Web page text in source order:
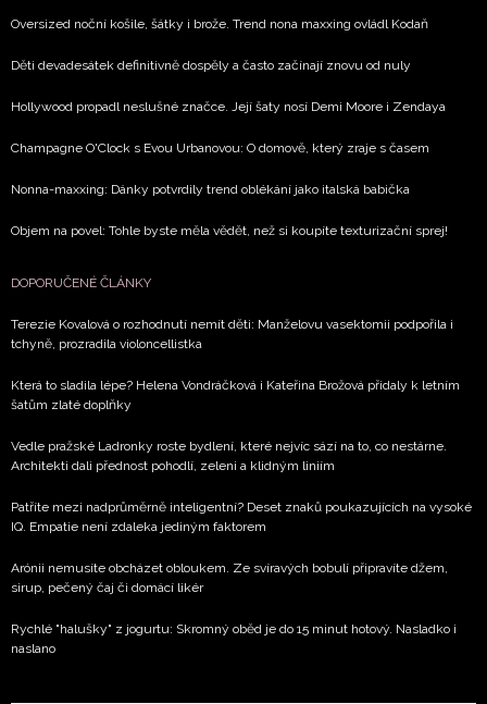
vyhodnocení akce a zasílání novinek.
Chcete navíc dostávat i další zajímavé a exkluzivní
zpracováním údajů k tomuto účelu podleZásad ochrany
Oversized noční košile, šátky i brože. Trend nona maxxing ovládl Kodaň
Děti devadesátek definitivně dospěly a často začínají znovu od nuly
Hollywood propadl neslušné značce. Její šaty nosí Demi Moore i Zendaya
Champagne O'Clock s Evou Urbanovou: O domově, který zraje s časem
Nonna-maxxing: Dánky potvrdily trend oblékání jako italská babička
Objem na povel: Tohle byste měla vědět, než si koupíte texturizační sprej!
DOPORUČENÉ ČLÁNKY
Terezie Kovalová o rozhodnutí nemít děti: Manželovu vasektomii podpořila i
tchyně, prozradila violoncellistka
Která to sladila lépe? Helena Vondráčková i Kateřina Brožová přidaly k letním
šatům zlaté doplňky
Vedle pražské Ladronky roste bydlení, které nejvíc sází na to, co nestárne.
Architekti dali přednost pohodlí, zeleni a klidným liniím
Patříte mezi nadprůměrně inteligentní? Deset znaků poukazujících na vysoké
IQ. Empatie není zdaleka jediným faktorem
Arónii nemusíte obcházet obloukem. Ze svíravých bobulí připravíte džem,
sirup, pečený čaj či domácí likér
Rychlé "halušky" z jogurtu: Skromný oběd je do 15 minut hotový. Nasladko i
naslano